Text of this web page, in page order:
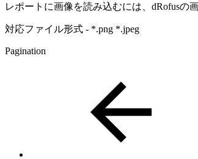
レポートに画像を読み込むには、dRofusの
対応ファイル形式 - *.png *.jpeg
Pagination